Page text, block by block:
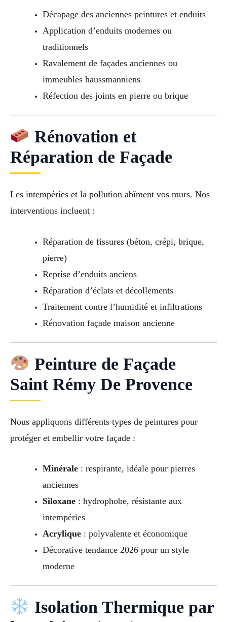
Décapage des anciennes peintures et enduits
Application d’enduits modernes ou
traditionnels
Ravalement de façades anciennes ou
immeubles haussmanniens
Réfection des joints en pierre ou brique
Rénovation et
Réparation de Façade
Les intempéries et la pollution abîment vos murs. Nos
interventions incluent :
Réparation de fissures (béton, crépi, brique,
pierre)
Reprise d’enduits anciens
Réparation d’éclats et décollements
Traitement contre l’humidité et infiltrations
Rénovation façade maison ancienne
Peinture de Façade
Saint Rémy De Provence
Nous appliquons différents types de peintures pour
protéger et embellir votre façade :
Minérale: respirante, idéale pour pierres
anciennes
Siloxane: hydrophobe, résistante aux
intempéries
Acrylique: polyvalente et économique
Décorative tendance 2026 pour un style
moderne
Isolation Thermique par